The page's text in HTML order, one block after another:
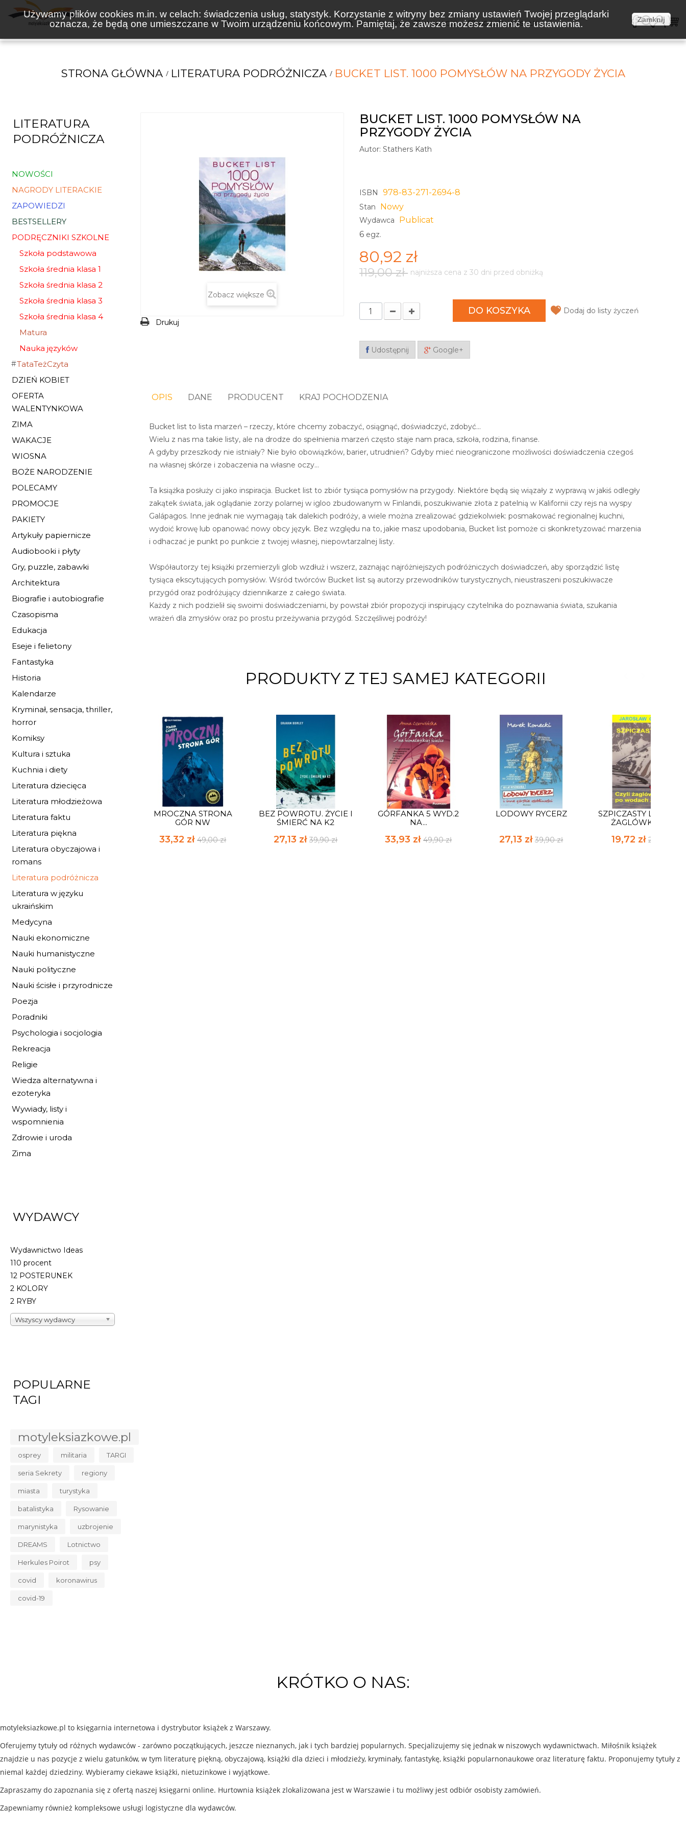
Używamy plików cookies m.in. w celach: świadczenia usług, statystyk. Korzystanie z witryny bez zmiany ustawień Twojej przeglądarki
oznacza, że będą one umieszczane w Twoim urządzeniu końcowym. Pamiętaj, że zawsze możesz zmienić te ustawienia.
Zamknij
KSIĄŻKI NOWOŚCI ZAPOWIEDZI BESTSELLERY WAKACJE KOSZTY WYSYŁKI
STRONA GŁÓWNA LITERATURA PODRÓŻNICZA BUCKET LIST. 1000 POMYSŁÓW NA PRZYGODY ŻYCIA
LITERATURA
PODRÓŻNICZA
NOWOŚCI
NAGRODY LITERACKIE
ZAPOWIEDZI
BESTSELLERY
PODRĘCZNIKI SZKOLNE
Szkoła podstawowa
Szkoła średnia klasa 1
Szkoła średnia klasa 2
Szkoła średnia klasa 3
Szkoła średnia klasa 4
Matura
Nauka języków
TataTeżCzyta
DZIEŃ KOBIET
OFERTA
WALENTYNKOWA
ZIMA
WAKACJE
WIOSNA
BOŻE NARODZENIE
POLECAMY
PROMOCJE
PAKIETY
Artykuły papiernicze
Audiobooki i płyty
Gry, puzzle, zabawki
Architektura
Biografie i autobiografie
Czasopisma
Edukacja
Eseje i felietony
Fantastyka
Historia
Kalendarze
Kryminał, sensacja, thriller,
horror
Komiksy
Kultura i sztuka
Kuchnia i diety
Literatura dziecięca
Literatura młodzieżowa
Literatura faktu
Literatura piękna
Literatura obyczajowa i
romans
Literatura podróżnicza
Literatura w języku
ukraińskim
Medycyna
Nauki ekonomiczne
Nauki humanistyczne
Nauki polityczne
Nauki ścisłe i przyrodnicze
Poezja
Poradniki
Psychologia i socjologia
Rekreacja
Religie
Wiedza alternatywna i
ezoteryka
Wywiady, listy i
wspomnienia
Zdrowie i uroda
Zima
WYDAWCY
Wydawnictwo Ideas
110 procent
12 POSTERUNEK
2 KOLORY
2 RYBY
Wszyscy wydawcy
POPULARNE
TAGI
motyleksiazkowe.pl
osprey militaria TARGI
seria Sekrety regiony
miasta turystyka
batalistyka Rysowanie
marynistyka uzbrojenie
DREAMS Lotnictwo
Herkules Poirot psy
covid koronawirus
covid-19
Zobacz większe
Drukuj
BUCKET LIST. 1000 POMYSŁÓW NA
PRZYGODY ŻYCIA
Autor: Stathers Kath
ISBN 978-83-271-2694-8
Stan Nowy
Wydawca
Publicat
6 egz.
80,92 zł
119,00 zł najniższa cena z 30 dni przed obniżką
DO KOSZYKA Dodaj do listy życzeń
Udostępnij Google+
OPIS DANE PRODUCENT KRAJ POCHODZENIA
Bucket list to lista marzeń – rzeczy, które chcemy zobaczyć, osiągnąć, doświadczyć, zdobyć…
Wielu z nas ma takie listy, ale na drodze do spełnienia marzeń często staje nam praca, szkoła, rodzina, finanse.
A gdyby przeszkody nie istniały? Nie było obowiązków, barier, utrudnień? Gdyby mieć nieograniczone możliwości doświadczenia czegoś
na własnej skórze i zobaczenia na własne oczy…
Ta książka posłuży ci jako inspiracja. Bucket list to zbiór tysiąca pomysłów na przygody. Niektóre będą się wiązały z wyprawą w jakiś odległy
zakątek świata, jak oglądanie zorzy polarnej w igloo zbudowanym w Finlandii, poszukiwanie złota z patelnią w Kalifornii czy rejs na wyspy
Galápagos. Inne jednak nie wymagają tak dalekich podróży, a wiele można zrealizować gdziekolwiek: posmakować regionalnej kuchni,
wydoić krowę lub opanować nowy obcy język. Bez względu na to, jakie masz upodobania, Bucket list pomoże ci skonkretyzować marzenia
i odhaczać je punkt po punkcie z twojej własnej, niepowtarzalnej listy.
Współautorzy tej książki przemierzyli glob wzdłuż i wszerz, zaznając najróżniejszych podróżniczych doświadczeń, aby sporządzić listę
tysiąca ekscytujących pomysłów. Wśród twórców Bucket list są autorzy przewodników turystycznych, nieustraszeni poszukiwacze
przygód oraz podróżujący dziennikarze z całego świata.
Każdy z nich podzielił się swoimi doświadczeniami, by powstał zbiór propozycji inspirujący czytelnika do poznawania świata, szukania
wrażeń dla zmysłów oraz po prostu przeżywania przygód. Szczęśliwej podróży!
PRODUKTY Z TEJ SAMEJ KATEGORII
MROCZNA STRONA
GÓR NW
33,32 zł49,00 zł
BEZ POWROTU. ŻYCIE I
ŚMIERĆ NA K2
27,13 zł39,90 zł
GÓRFANKA 5 WYD.2
NA...
33,93 zł49,90 zł
LODOWY RYCERZ
27,13 zł39,90 zł
SZPICZASTY LĄD
ŻAGLÓWKĄ PO...
19,72 zł 29,00 zł
KRÓTKO O NAS:
motyleksiazkowe.pl to księgarnia internetowa i dystrybutor książek z Warszawy.
Oferujemy tytuły od różnych wydawców - zarówno początkujących, jeszcze nieznanych, jak i tych bardziej popularnych. Specjalizujemy się jednak w niszowych wydawnictwach. Miłośnik książek
znajdzie u nas pozycje z wielu gatunków, w tym literaturę piękną, obyczajową, książki dla dzieci i młodzieży, kryminały, fantastykę, książki popularnonaukowe oraz literaturę faktu. Proponujemy tytuły z
niemal każdej dziedziny. Wybieramy ciekawe książki, nietuzinkowe i wyjątkowe.
Zapraszamy do zapoznania się z ofertą naszej księgarni online. Hurtownia książek zlokalizowana jest w Warszawie i tu możliwy jest odbiór osobisty zamówień.
Zapewniamy również kompleksowe usługi logistyczne dla wydawców.